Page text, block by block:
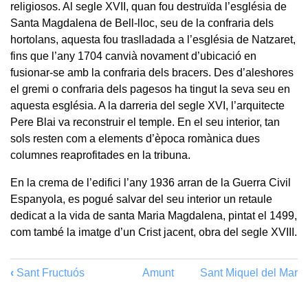
religiosos. Al segle XVII, quan fou destruïda l’església de
Santa Magdalena de Bell-lloc, seu de la confraria dels
hortolans, aquesta fou traslladada a l’església de Natzaret,
fins que l’any 1704 canvià novament d’ubicació en
fusionar-se amb la confraria dels bracers. Des d’aleshores
el gremi o confraria dels pagesos ha tingut la seva seu en
aquesta església. A la darreria del segle XVI, l’arquitecte
Pere Blai va reconstruir el temple. En el seu interior, tan
sols resten com a elements d’època romànica dues
columnes reaprofitades en la tribuna.
En la crema de l’edifici l’any 1936 arran de la Guerra Civil
Espanyola, es pogué salvar del seu interior un retaule
dedicat a la vida de santa Maria Magdalena, pintat el 1499,
com també la imatge d’un Crist jacent, obra del segle XVIII.
‹ Sant Fructuós
Amunt
Sant Miquel del Mar